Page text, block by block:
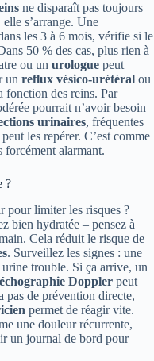
ne disparaît pas toujours
s’arrange. Une
les 3 à 6 mois, vérifie si le
50 % des cas, plus rien à
ou un urologue peut
un reflux vésico-urétéral ou
fonction des reins. Par
pourrait n’avoir besoin
urinaires, fréquentes
les repérer. C’est comme
forcément alarmant.
?
pour limiter les risques ?
bien hydratée – pensez à
Cela réduit le risque de
. Surveillez les signes : une
trouble. Si ça arrive, un
échographie Doppler peut
de prévention directe,
permet de réagir vite.
une douleur récurrente,
un journal de bord pour